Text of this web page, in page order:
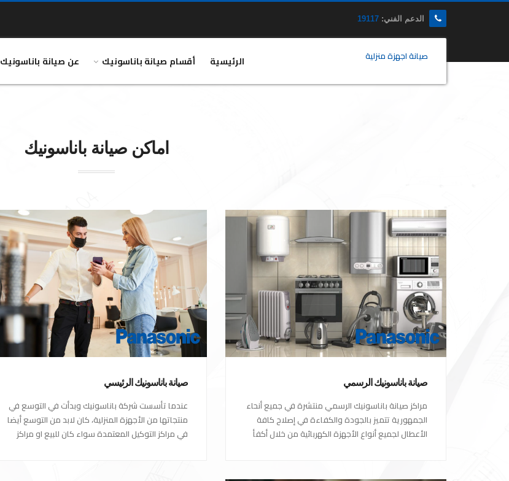
الدعم الفني: 19117
صيانة اجهزة منزلية الرئيسية أقسام صيانة باناسونيك عن صيانة باناسونيك
اماكن صيانة باناسونيك
صيانة باناسونيك الرسمي
مراكز صيانة باناسونيك الرسمي منتشرة في جميع أنحاء
الجمهورية تتميز بالجودة والكفاءة في إصلاح كافة
الأعطال لجميع أنواع الأجهزة الكهربائية من خلال أكفأ
صيانة باناسونيك الرئيسي
عندما تأسست شركة باناسونيك وبدأت في التوسع في
منتجاتها من الأجهزة المنزلية، كان لابد من التوسع أيضا
في مراكز التوكيل المعتمدة سواء كان للبيع او مراكز